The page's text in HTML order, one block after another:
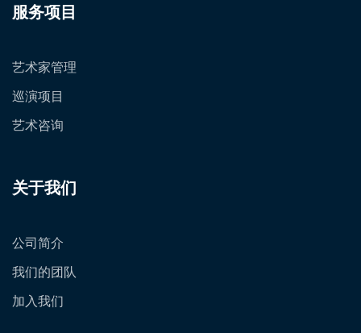
服务项目
艺术家管理
巡演项目
艺术咨询
关于我们
公司简介
我们的团队
加入我们